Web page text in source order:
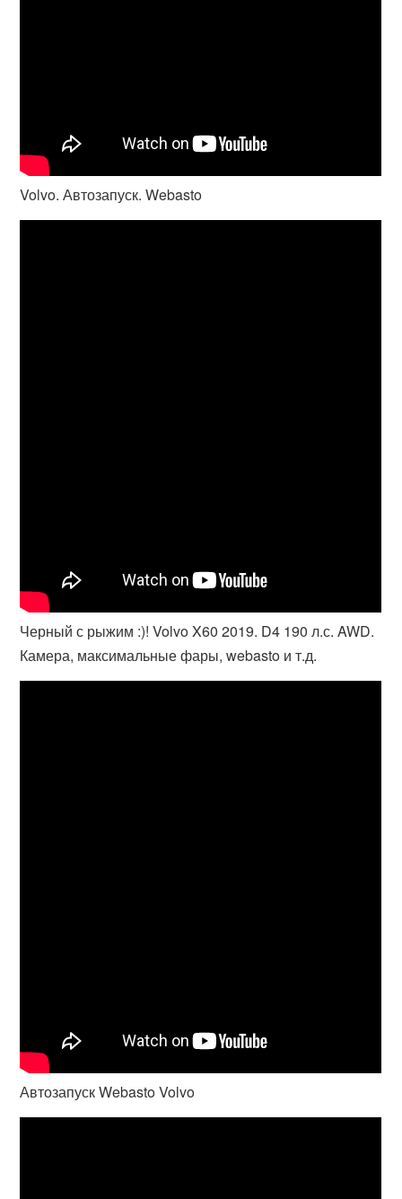
Volvo. Автозапуск. Webasto
Черный с рыжим :)! Volvo X60 2019. D4 190 л.с. AWD.
Камера, максимальные фары, webasto и т.д.
Автозапуск Webasto Volvo